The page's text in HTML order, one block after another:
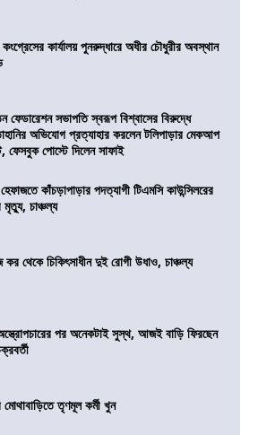
কার্যালয় পুনরুদ্ধারে অধীর চৌধুরীর অবস্থান
ফেডারেশন সভাপতি স্বরূপ বিশ্বাসের বিরুদ্ধে
অভিযোগ প্রত্যাহার করলেন টলিপাড়ার মেকআপ
ফেসবুক পোস্টে দিলেন সাফাই
কাঁচড়াপাড়ার পদত্যাগী টিএমসি কাউন্সিলরের
মৃত্যু, চাঞ্চল্য
থেকে চিকিৎসাধীন দুই রোগী উধাও, চাঞ্চল্য
পর অনেকটাই সুস্থ, আজই বাড়ি ফিরছেন
মোথাবাড়িতে তৃণমূল কর্মী খুন